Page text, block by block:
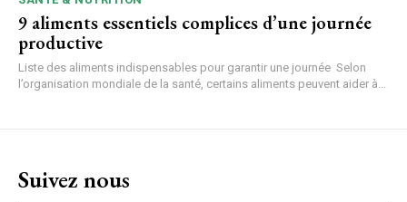
9 aliments essentiels complices d’une journée
productive
Liste des aliments indispensables pour garantir une journée Selon
l’organisation mondiale de la santé, certains aliments peuvent aider à...
Suivez nous